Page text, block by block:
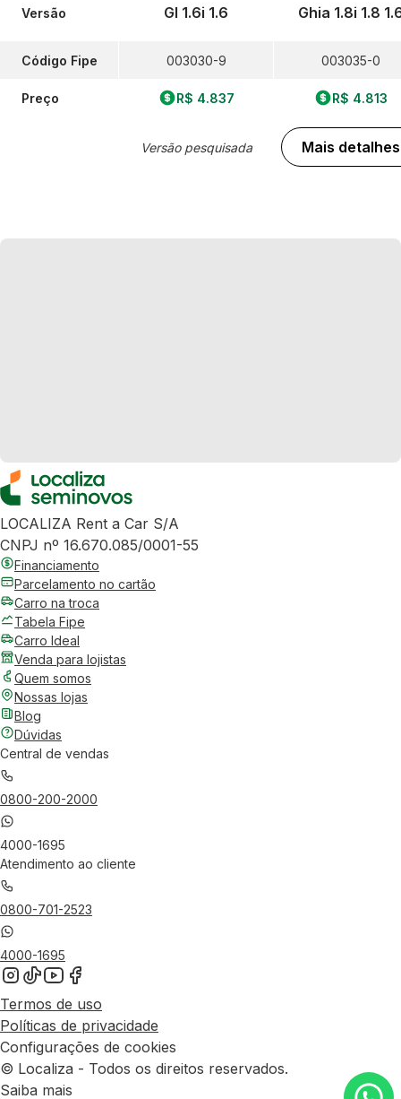
Versão
Código Fipe
Preço
Gl 1.6i 1.6
003030-9
R$ 4.837
Versão pesquisada
Ghia 1.8i 1.8
003035-0
R$ 4.813
Mais detalhes
LOCALIZA Rent a Car S/A
CNPJ nº 16.670.085/0001-55
Financiamento
Parcelamento no cartão
Carro na troca
Tabela Fipe
Carro Ideal
Venda para lojistas
Quem somos
Nossas lojas
Blog
Dúvidas
Central de vendas
0800-200-2000
4000-1695
Atendimento ao cliente
0800-701-2523
4000-1695
Termos de uso
Políticas de privacidade
Configurações de cookies
© Localiza - Todos os direitos reservados.
Saiba mais